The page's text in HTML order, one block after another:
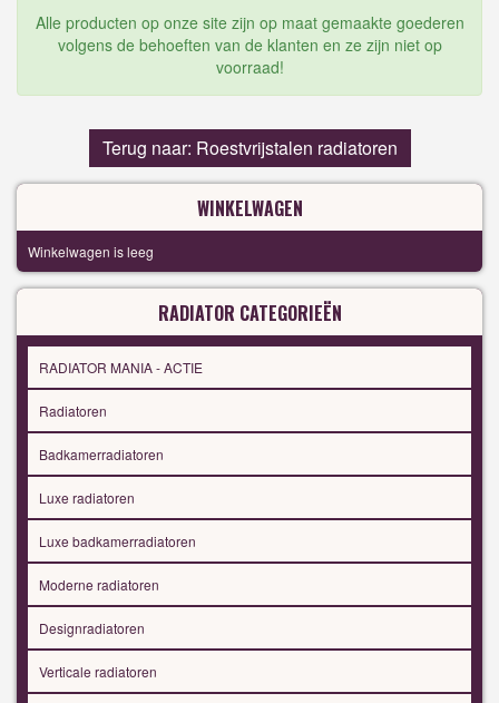
Alle producten op onze site zijn op maat gemaakte goederen
volgens de behoeften van de klanten en ze zijn niet op
voorraad!
Terug naar: Roestvrijstalen radiatoren
WINKELWAGEN
Winkelwagen is leeg
RADIATOR CATEGORIEËN
RADIATOR MANIA - ACTIE
Radiatoren
Badkamerradiatoren
Luxe radiatoren
Luxe badkamerradiatoren
Moderne radiatoren
Designradiatoren
Verticale radiatoren